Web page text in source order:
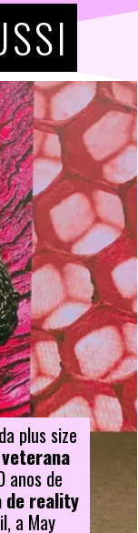
plus size
anos de
reality